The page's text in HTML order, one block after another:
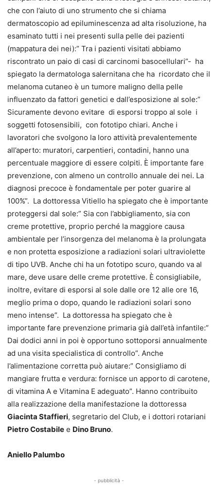
che con l’aiuto di uno strumento che si chiama
dermatoscopio ad epiluminescenza ad alta risoluzione, ha
esaminato tutti i nei presenti sulla pelle dei pazienti
(mappatura dei nei):” Tra i pazienti visitati abbiamo
riscontrato un paio di casi di carcinomi basocellulari”- ha
spiegato la dermatologa salernitana che ha ricordato che il
melanoma cutaneo è un tumore maligno della pelle
influenzato da fattori genetici e dall’esposizione al sole:”
Sicuramente devono evitare di esporsi troppo al sole i
soggetti fotosensibili, con fototipo chiari. Anche i
lavoratori che svolgono la loro attività prevalentemente
all’aperto: muratori, carpentieri, contadini, hanno una
percentuale maggiore di essere colpiti. È importante fare
prevenzione, con almeno un controllo annuale dei nei. La
diagnosi precoce è fondamentale per poter guarire al
100%”. La dottoressa Vitiello ha spiegato che è importante
proteggersi dal sole:” Sia con l’abbigliamento, sia con
creme protettive, proprio perché la maggiore causa
ambientale per l’insorgenza del melanoma è la prolungata
e non protetta esposizione a radiazioni solari ultraviolette
di tipo UVB. Anche chi ha un fototipo scuro, quando va al
mare, deve usare delle creme protettive. È consigliabile,
inoltre, evitare di esporsi al sole dalle ore 12 alle ore 16,
meglio prima o dopo, quando le radiazioni solari sono
meno intense”. La dottoressa ha spiegato che è
importante fare prevenzione primaria già dall’età infantile:”
Dai dodici anni in poi è opportuno sottoporsi annualmente
ad una visita specialistica di controllo”. Anche
l’alimentazione corretta può aiutare:” Consigliamo di
mangiare frutta e verdura: fornisce un apporto di carotene,
di vitamina A e Vitamina E adeguato”. Hanno contribuito
alla realizzazione della manifestazione la dottoressa
Giacinta Staffieri, segretario del Club, e i dottori rotariani
Pietro Costabile e Dino Bruno.
Aniello Palumbo
- pubblicità -